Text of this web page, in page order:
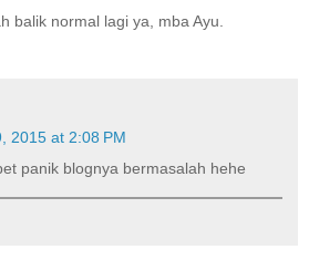
balik normal lagi ya, mba Ayu.
2015 at 2:08 PM
panik blognya bermasalah hehe